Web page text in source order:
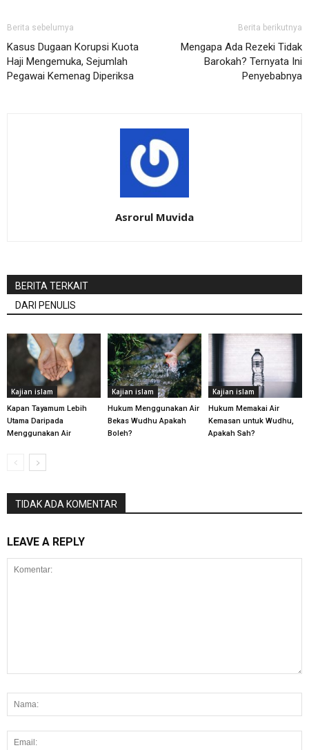
Berita sebelumya
Kasus Dugaan Korupsi Kuota
Haji Mengemuka, Sejumlah
Pegawai Kemenag Diperiksa
Berita berikutnya
Mengapa Ada Rezeki Tidak
Barokah? Ternyata Ini
Penyebabnya
Asrorul Muvida
BERITA TERKAIT
DARI PENULIS
Kajian islam
Kapan Tayamum Lebih
Utama Daripada
Menggunakan Air
Kajian islam
Hukum Menggunakan Air
Bekas Wudhu Apakah
Boleh?
Kajian islam
Hukum Memakai Air
Kemasan untuk Wudhu,
Apakah Sah?
TIDAK ADA KOMENTAR
LEAVE A REPLY